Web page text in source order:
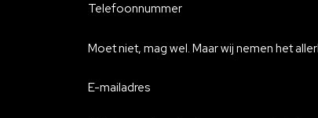
Telefoonnummer
Moet niet, mag wel. Maar wij nemen het
E-mailadres